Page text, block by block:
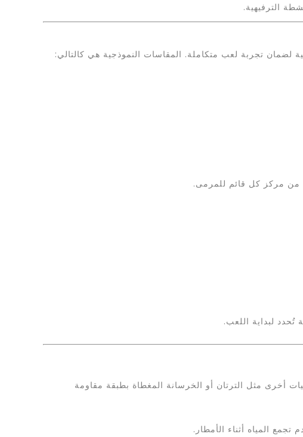
الترفيهية.
لبداية اللعب.
أخرى مثل الترتان أو الخرسانة المغطاة بطبقة مقاومة
المياه أثناء الأمطار.